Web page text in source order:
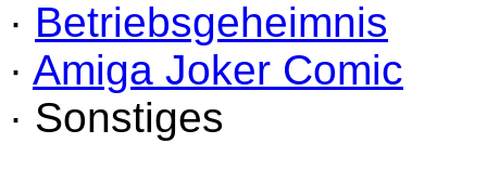
· Betriebsgeheimnis
· Amiga Joker Comic
· Sonstiges